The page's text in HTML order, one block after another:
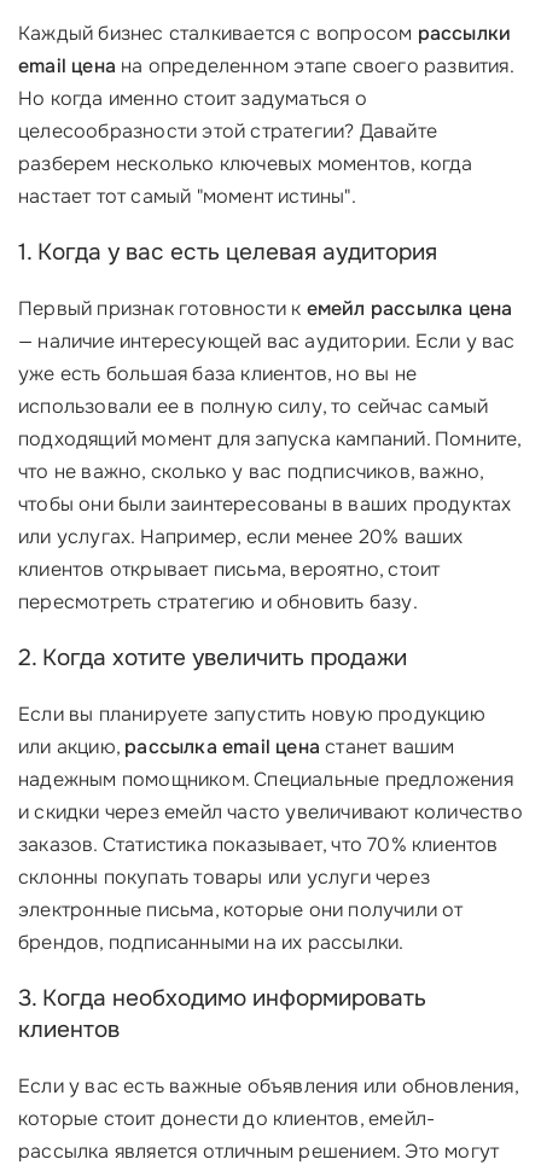
Каждый бизнес сталкивается с вопросом рассылки
email цена на определенном этапе своего развития.
Но когда именно стоит задуматься о
целесообразности этой стратегии? Давайте
разберем несколько ключевых моментов, когда
настает тот самый "момент истины".
1. Когда у вас есть целевая аудитория
Первый признак готовности к емейл рассылка цена
— наличие интересующей вас аудитории. Если у вас
уже есть большая база клиентов, но вы не
использовали ее в полную силу, то сейчас самый
подходящий момент для запуска кампаний. Помните,
что не важно, сколько у вас подписчиков, важно,
чтобы они были заинтересованы в ваших продуктах
или услугах. Например, если менее 20% ваших
клиентов открывает письма, вероятно, стоит
пересмотреть стратегию и обновить базу.
2. Когда хотите увеличить продажи
Если вы планируете запустить новую продукцию
или акцию, рассылка email цена станет вашим
надежным помощником. Специальные предложения
и скидки через емейл часто увеличивают количество
заказов. Статистика показывает, что 70% клиентов
склонны покупать товары или услуги через
электронные письма, которые они получили от
брендов, подписанными на их рассылки.
3. Когда необходимо информировать
клиентов
Если у вас есть важные объявления или обновления,
которые стоит донести до клиентов, емейл-
рассылка является отличным решением. Это могут